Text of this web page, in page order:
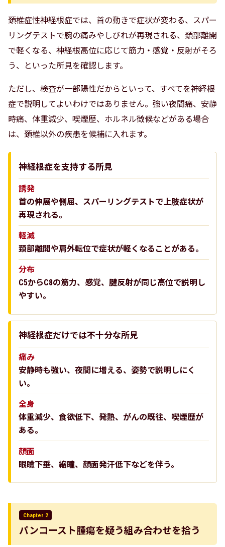
頚椎症性神経根症では、首の動きで症状が変わる、スパー
リングテストで腕の痛みやしびれが再現される、頚部離開
で軽くなる、神経根高位に応じて筋力・感覚・反射がそろ
う、といった所見を確認します。
ただし、検査が一部陽性だからといって、すべてを神経根
症で説明してよいわけではありません。強い夜間痛、安静
時痛、体重減少、喫煙歴、ホルネル徴候などがある場合
は、頚椎以外の疾患を候補に入れます。
神経根症を支持する所見
誘発
首の伸展や側屈、スパーリングテストで上肢症状が
再現される。
軽減
頚部離開や肩外転位で症状が軽くなることがある。
分布
C5からC8の筋力、感覚、腱反射が同じ高位で説明し
やすい。
神経根症だけでは不十分な所見
痛み
安静時も強い、夜間に増える、姿勢で説明しにく
い。
全身
体重減少、食欲低下、発熱、がんの既往、喫煙歴が
ある。
顔面
眼瞼下垂、縮瞳、顔面発汗低下などを伴う。
Chapter 2
パンコースト腫瘍を疑う組み合わせを拾う